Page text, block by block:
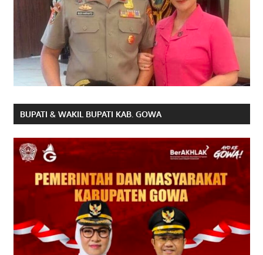
BUPATI & WAKIL BUPATI KAB. GOWA